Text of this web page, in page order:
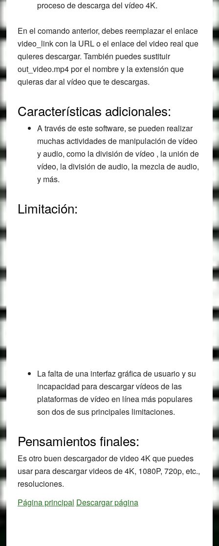
proceso de descarga del vídeo 4K.
En el comando anterior, debes reemplazar el enlace
video_link con la URL o el enlace del video real que
quieres descargar. También puedes sustituir
out_video.mp4 por el nombre y la extensión que
quieras dar al vídeo que te descargas.
Características adicionales:
A través de este software, se pueden realizar
muchas actividades de manipulación de vídeo
y audio, como la división de vídeo , la unión de
vídeo, la división de audio, la mezcla de audio,
y más.
Limitación:
La falta de una interfaz gráfica de usuario y su
incapacidad para descargar vídeos de las
plataformas de vídeo en línea más populares
son dos de sus principales limitaciones.
Pensamientos finales:
Es otro buen descargador de video 4K que puedes
usar para descargar videos de 4K, 1080P, 720p, etc.,
resoluciones.
Página principal Descargar página